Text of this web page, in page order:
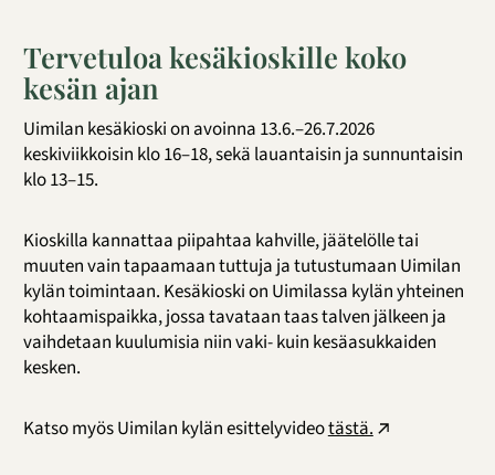
Tervetuloa kesäkioskille koko
kesän ajan
Uimilan kesäkioski on avoinna 13.6.–26.7.2026
keskiviikkoisin klo 16–18, sekä lauantaisin ja sunnuntaisin
klo 13–15.
Kioskilla kannattaa piipahtaa kahville, jäätelölle tai
muuten vain tapaamaan tuttuja ja tutustumaan Uimilan
kylän toimintaan. Kesäkioski on Uimilassa kylän yhteinen
kohtaamispaikka, jossa tavataan taas talven jälkeen ja
vaihdetaan kuulumisia niin vaki- kuin kesäasukkaiden
kesken.
Katso myös Uimilan kylän esittelyvideotästä.